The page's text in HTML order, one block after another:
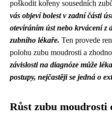
poškodit kořeny sousedních
vás objeví bolest v zadní části
otevíráním úst nebo krvácení z
zubního lékaře. Ten provede
polohu zubu moudrosti a
závislosti na diagnóze může
postupy, nejčastěji se jedná o
Růst zubu moudrosti